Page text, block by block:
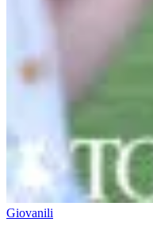
Giovanili